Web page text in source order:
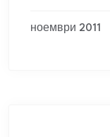
ноември 2011